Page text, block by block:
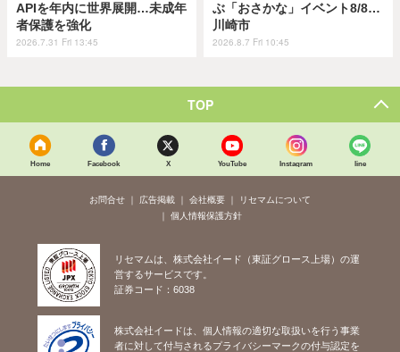
APIを年内に世界展開…未成年
者保護を強化
2026.7.31 Fri 13:45
ぶ「おさかな」イベント8/8…
川崎市
2026.8.7 Fri 10:45
TOP
Home Facebook X YouTube Instagram line
お問合せ 広告掲載 会社概要
リセマムについて
個人情報保護方針
リセマムは、株式会社イード（東証グロース上場）の運
営するサービスです。
証券コード：6038
株式会社イードは、個人情報の適切な取扱いを行う事業
者に対して付与されるプライバシーマークの付与認定を